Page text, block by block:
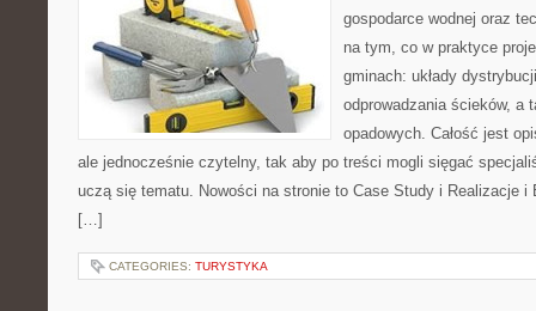
gospodarce wodnej oraz
na tym, co w praktyce
gminach: układy
odprowadzania ścieków, a
opadowych. Całość jest
ale jednocześnie czytelny, tak aby po treści mogli sięgać
uczą się tematu. Nowości na stronie to Case Study i Realizacje i
[…]
CATEGORIES: TURYSTYKA